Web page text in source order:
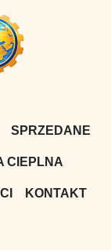
SPRZEDANE
CIEPLNA
KONTAKT